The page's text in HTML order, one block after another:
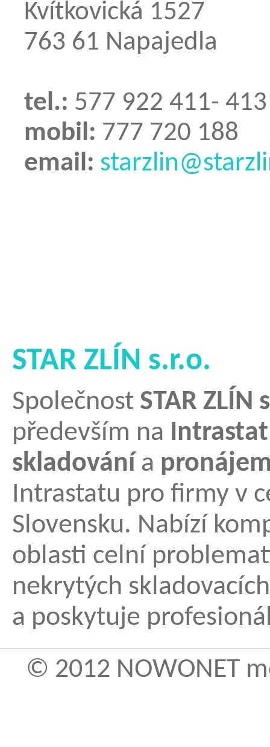
Kvítkovická 1527
763 61 Napajedla
tel.: 577 922 411- 413
mobil: 777 720 188
email:
STAR ZLÍN s.r.o.
Společnost STAR ZLÍN
především na Intrastat
skladování a
Intrastatu pro firmy v
Slovensku. Nabízí
oblasti celní
nekrytých
a poskytuje
cheapreplica rolex watches
why© 2012 NOWONET